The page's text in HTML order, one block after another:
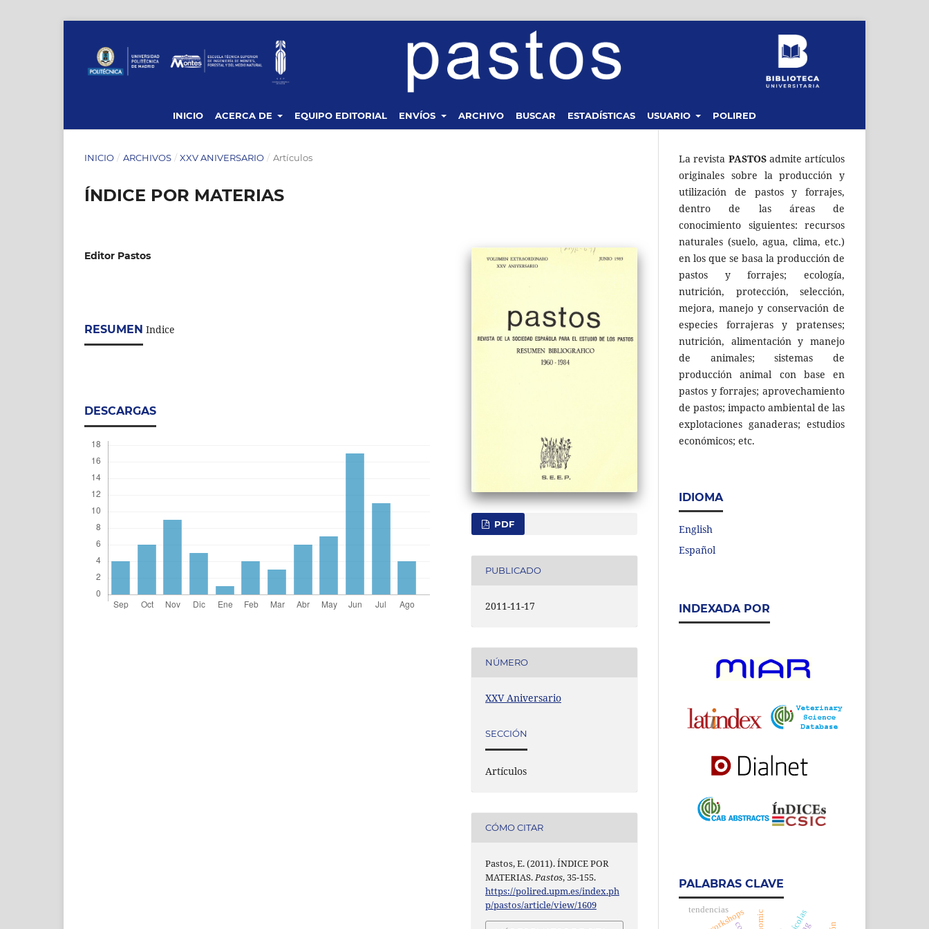
INICIO ACERCA DE EQUIPO EDITORIAL ENVÍOS ARCHIVO BUSCAR ESTADÍSTICAS USUARIO POLIRED
INICIO / ARCHIVOS / XXV ANIVERSARIO / Artículos
ÍNDICE POR MATERIAS
Editor Pastos
RESUMEN Indice
DESCARGAS
PDF
PUBLICADO
2011-11-17
NÚMERO
XXV Aniversario
SECCIÓN
Artículos
CÓMO CITAR
Pastos, E. (2011). ÍNDICE POR
MATERIAS.Pastos, 35-155.
https://polired.upm.es/index.ph
p/pastos/article/view/1609
La revista PASTOSadmite artículos
originales sobre la producción y
utilización de pastos y forrajes,
dentro de las áreas de
conocimiento siguientes: recursos
naturales (suelo, agua, clima, etc.)
en los que se basa la producción de
pastos y forrajes; ecología,
nutrición, protección, selección,
mejora, manejo y conservación de
especies forrajeras y pratenses;
nutrición, alimentación y manejo
de animales; sistemas de
producción animal con base en
pastos y forrajes; aprovechamiento
de pastos; impacto ambiental de las
explotaciones ganaderas; estudios
económicos; etc.
IDIOMA
English
Español
INDEXADA POR
PALABRAS CLAVE
workshops
tendencias